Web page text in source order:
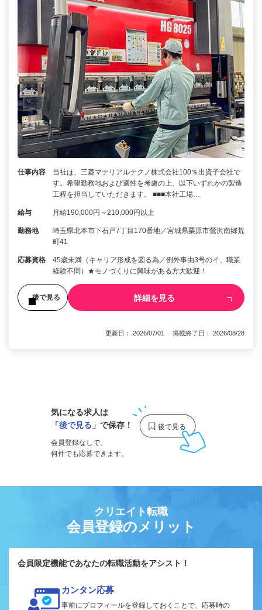
仕事内容
当社は、三菱マテリアルテクノ株式会社100％出資子会社で
す。希望勤務地および適性を考慮の上、以下いずれかの製造
工程を担当していただきます。 ■■■本社工場…
給与 月給190,000円～210,000円以上
勤務地
埼玉県北本市下石戸7丁目170番地／宮城県栗原市鶯沢南郷荒
町41
応募資格
45歳未満（キャリア形成を図る為／例外事由3号のイ、職業
経験不問）★モノづくりに興味がある方大歓迎！
後で見る 詳細を見る
更新日： 2026/07/01 掲載終了日： 2026/08/28
気になる求人は
「後で見る 」で保存！
会員登録なしで、
何件でも応募できます。
クリエイト転職
会員登録のメリット
会員限定機能であなたの転職活動をアシスト！
カンタン応募
事前にプロフィールを登録しておくことで、応募時の